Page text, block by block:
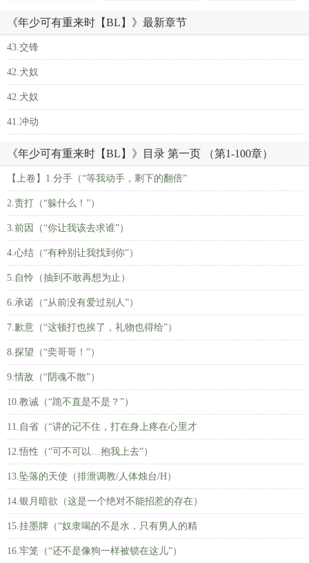
《年少可有重来时【BL】》最新章节
43.交锋
42.犬奴
42.犬奴
41.冲动
《年少可有重来时【BL】》目录 第一页 （第1-100章）
【上卷】1.分手（“等我动手，剩下的翻倍”
2.责打（“躲什么！”）
3.前因（“你让我该去求谁”）
4.心结（“有种别让我找到你”）
5.自怜（抽到不敢再想为止）
6.承诺（“从前没有爱过别人”）
7.歉意（“这顿打也挨了，礼物也得给”）
8.探望（“奕哥哥！”）
9.情敌（“阴魂不散”）
10.教诫（“跪不直是不是？”）
11.自省（“讲的记不住，打在身上疼在心里才
12.悟性（“可不可以…抱我上去”）
13.坠落的天使（排泄调教/人体烛台/H）
14.银月暗欲（这是一个绝对不能招惹的存在）
15.挂墨牌（“奴隶喝的不是水，只有男人的精
16.牢笼（“还不是像狗一样被锁在这儿”）